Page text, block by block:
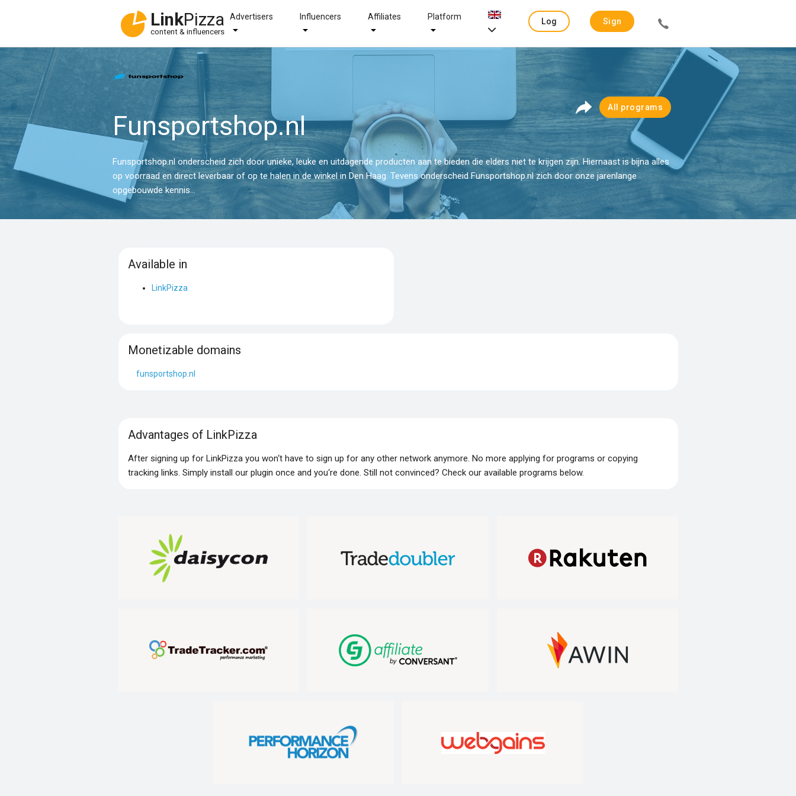
LinkPizza
content & influencers
Advertisers Influencers Affiliates Platform
Log
Sign
Funsportshop.nl
All programs
Funsportshop.nl onderscheid zich door unieke, leuke en uitdagende producten aan te bieden die elders niet te krijgen zijn. Hiernaast is bijna alles
op voorraad en direct leverbaar of op te halen in de winkel in Den Haag. Tevens onderscheid Funsportshop.nl zich door onze jarenlange
opgebouwde kennis...
Available in
LinkPizza
Monetizable domains
funsportshop.nl
Advantages of LinkPizza
After signing up for LinkPizza you won‘t have to sign up for any other network anymore. No more applying for programs or copying
tracking links. Simply install our plugin once and you‘re done. Still not convinced? Check our available programs below.